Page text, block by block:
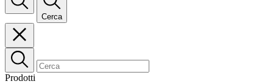
Cerca
Prodotti